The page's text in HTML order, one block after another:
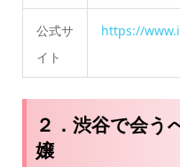
公式サ
イト
https://
２．渋谷で会う
嬢